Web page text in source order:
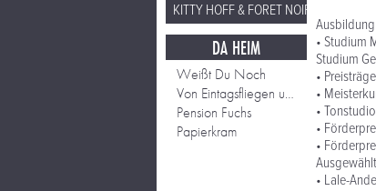
KITTY HOFF & FORET NOIR
DA HEIM
Weißt Du Noch
Von Eintagsfliegen und Schmetterlingen
Pension Fuchs
Papierkram
• Studium
Studium
•
•
•
•
•
• Lale-